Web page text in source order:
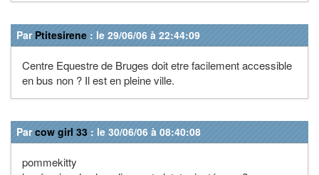
Par Ptitesirene : le 29/06/06 à 22:44:09
Centre Equestre de Bruges doit etre facilement accessible
en bus non ? Il est en pleine ville.
Parcow girl 33 : le 30/06/06 à 08:40:08
pommekitty